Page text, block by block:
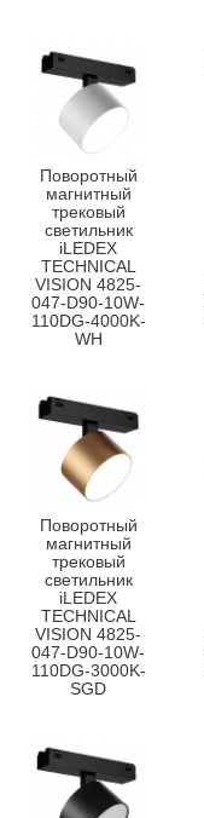
Поворотный
магнитный
трековый
светильник
iLEDEX
TECHNICAL
VISION 4825-
047-D90-10W-
110DG-4000K-
WH
Поворотный
магнитный
трековый
светильник
iLEDEX
TECHNICAL
VISION 4825-
047-D90-10W-
110DG-3000K-
SGD